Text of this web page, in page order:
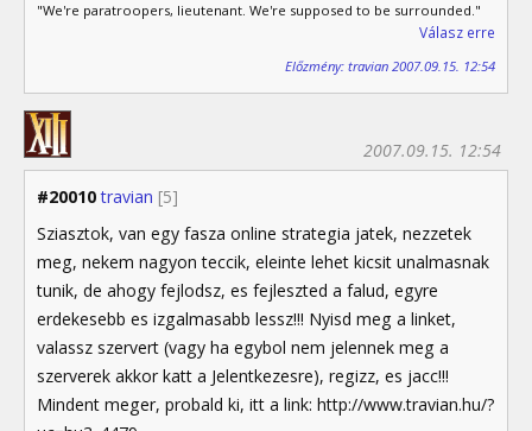
"We're paratroopers, lieutenant. We're supposed to be surrounded."
Válasz erre
Előzmény: travian 2007.09.15. 12:54
#20010 travian [5]
2007.09.15. 12:54
Sziasztok, van egy fasza online strategia jatek, nezzetek
meg, nekem nagyon teccik, eleinte lehet kicsit unalmasnak
tunik, de ahogy fejlodsz, es fejleszted a falud, egyre
erdekesebb es izgalmasabb lessz!!! Nyisd meg a linket,
valassz szervert (vagy ha egybol nem jelennek meg a
szerverek akkor katt a Jelentkezesre), regizz, es jacc!!!
Mindent meger, probald ki, itt a link: http://www.travian.hu/?